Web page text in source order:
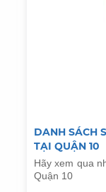
DANH SÁCH
TẠI QUẬN 10
Hãy xem qua
Quận 10